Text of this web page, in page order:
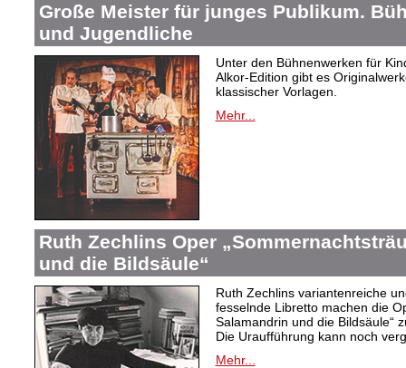
Große Meister für junges Publikum.
und Jugendliche
Unter den Bühnenwerken für
Alkor-Edition gibt es
klassischer Vorlagen.
Mehr...
Ruth Zechlins Oper
und die Bildsäule“
Ruth Zechlins variantenreiche
fesselnde Libretto machen die
Salamandrin und die Bildsäule“
Die Uraufführung kann noch
Mehr...